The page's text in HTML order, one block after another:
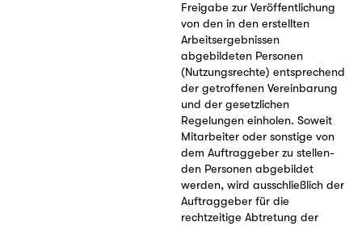
Freigabe zur Veröffentlichung
von den in den erstellten
Arbeitsergebnissen
abgebildeten Personen
(Nutzungsrechte) entsprechend
der getroffenen Vereinbarung
und der gesetzlichen
Regelungen einholen. Soweit
Mitarbeiter oder sonstige von
dem Auftraggeber zu stellen-
den Personen abgebildet
werden, wird ausschließlich der
Auftraggeber für die
rechtzeitige Abtretung der